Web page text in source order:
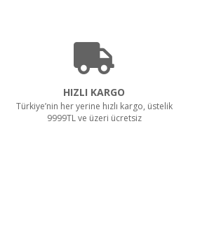
HIZLI KARGO
Türkiye’nin her yerine hızlı kargo, üstelik
9999TL ve üzeri ücretsiz